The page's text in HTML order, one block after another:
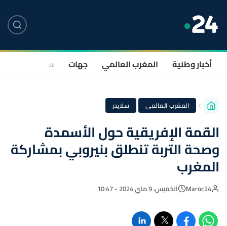
أخبار وطنية المغرب العالمي جهات سياسة
المغرب العالمي · سلايدر
القمة الإفريقية حول الأسمدة
وصحة التربة تنطلق بنيروبي بمشاركة
المغرب
Maroc24 الخميس، 9 ماي 2024 - 10:47